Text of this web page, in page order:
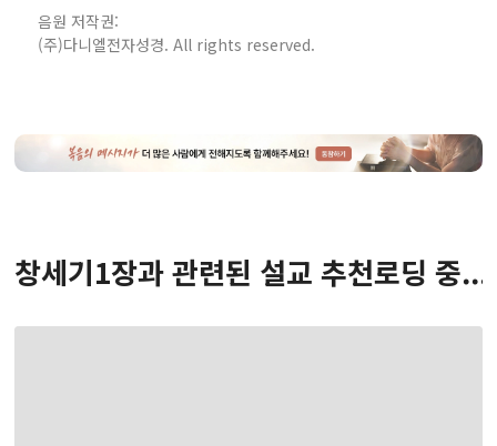
음원 저작권:
(주)다니엘전자성경. All rights reserved.
창세기1장과 관련된 설교 추천로딩 중...